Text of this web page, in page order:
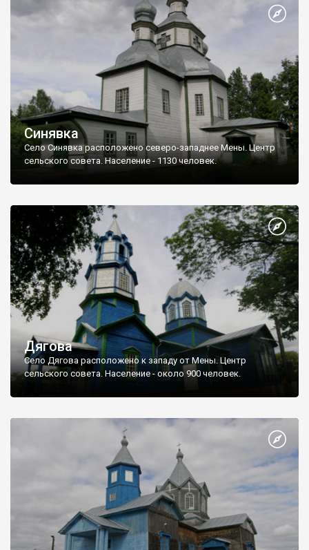
Синявка
Село Синявка расположено северо-западнее Мены. Центр
сельского совета. Население - 1130 человек.
Дягова
Село Дягова расположено к западу от Мены. Центр
сельского совета. Население - около 900 человек.